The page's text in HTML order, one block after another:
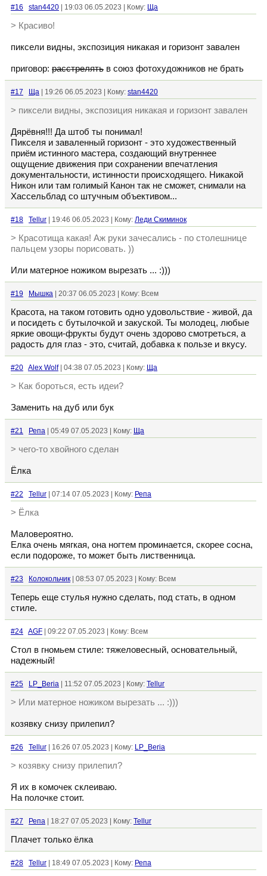
#16 stan4420 | 19:03 06.05.2023 | Кому: Ща
> Красиво!
пиксели видны, экспозиция никакая и горизонт завален
приговор: расстрелять в союз фотохудожников не брать
#17 Ща | 19:26 06.05.2023 | Кому: stan4420
> пиксели видны, экспозиция никакая и горизонт завален
Дярёвня!!! Да штоб ты понимал!
Пикселя и заваленный горизонт - это художественный
приём истинного мастера, создающий внутреннее
ощущение движения при сохранении впечатления
документальности, истинности происходящего. Никакой
Никон или там голимый Канон так не сможет, снимали на
Хассельблад со штучным объективом...
#18 Tellur | 19:46 06.05.2023 | Кому: Леди Скиминок
> Красотища какая! Аж руки зачесались - по столешнице
пальцем узоры порисовать. ))
Или матерное ножиком вырезать ... :)))
#19 Мышка | 20:37 06.05.2023 | Кому: Всем
Красота, на таком готовить одно удовольствие - живой, да
и посидеть с бутылочкой и закуской. Ты молодец, любые
яркие овощи-фрукты будут очень здорово смотреться, а
радость для глаз - это, считай, добавка к пользе и вкусу.
#20 Alex Wolf| 04:38 07.05.2023 | Кому: Ща
> Как бороться, есть идеи?
Заменить на дуб или бук
#21 Репа | 05:49 07.05.2023 | Кому: Ща
> чего-то хвойного сделан
Ёлка
#22 Tellur | 07:14 07.05.2023 | Кому: Репа
> Ёлка
Маловероятно.
Елка очень мягкая, она ногтем проминается, скорее сосна,
если подороже, то может быть лиственница.
#23 Колокольчик | 08:53 07.05.2023 | Кому: Всем
Теперь еще стулья нужно сделать, под стать, в одном
стиле.
#24 AGF | 09:22 07.05.2023 | Кому: Всем
Стол в гномьем стиле: тяжеловесный, основательный,
надежный!
#25 LP_Beria | 11:52 07.05.2023 | Кому: Tellur
> Или матерное ножиком вырезать ... :)))
козявку снизу прилепил?
#26 Tellur | 16:26 07.05.2023 | Кому: LP_Beria
> козявку снизу прилепил?
Я их в комочек склеиваю.
На полочке стоит.
#27 Репа | 18:27 07.05.2023 | Кому: Tellur
Плачет только ёлка
#28 Tellur | 18:49 07.05.2023 | Кому: Репа